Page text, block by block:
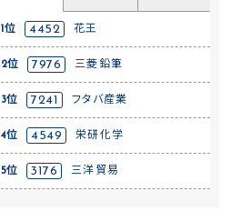
1位 4452 花王
2位 7976 三菱鉛筆
3位 7241 フタバ産業
4位 4549 栄研化学
5位 3176 三洋貿易